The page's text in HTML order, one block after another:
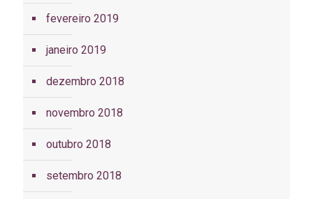
fevereiro 2019
janeiro 2019
dezembro 2018
novembro 2018
outubro 2018
setembro 2018